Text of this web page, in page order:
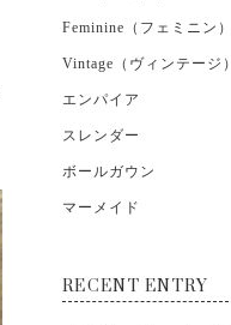
Feminine（フェミニン）
Vintage（ヴィンテージ）
エンパイア
スレンダー
ボールガウン
マーメイド
RECENT ENTRY